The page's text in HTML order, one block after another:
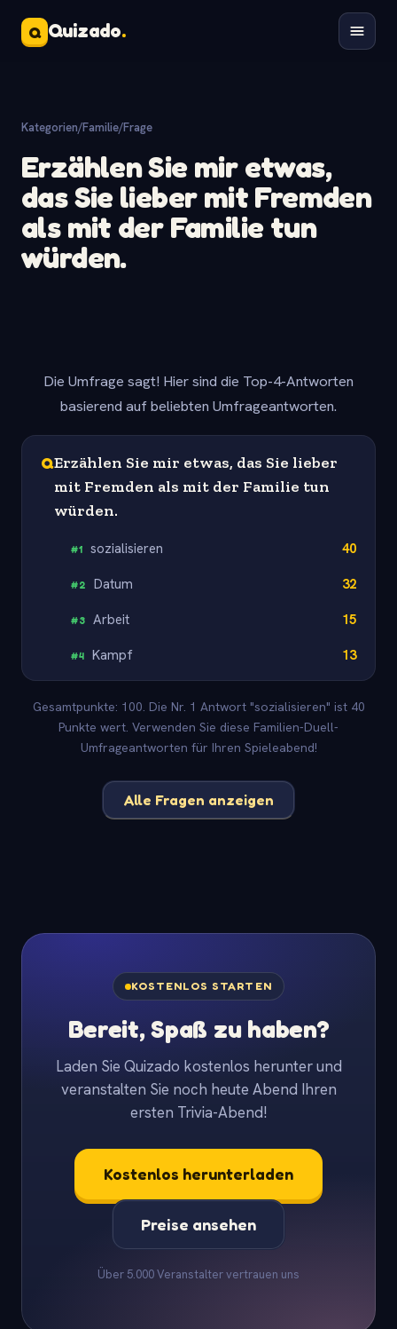
Q Quizado.
Kategorien/Familie/Frage
Erzählen Sie mir etwas,
das Sie lieber mit Fremden
als mit der Familie tun
würden.
Die Umfrage sagt! Hier sind die Top-4-Antworten
basierend auf beliebten Umfrageantworten.
QErzählen Sie mir etwas, das Sie lieber
mit Fremden als mit der Familie tun
würden.
#1 sozialisieren 40
#2 Datum 32
#3 Arbeit 15
#4 Kampf 13
Gesamtpunkte: 100. Die Nr. 1 Antwort "sozialisieren" ist 40
Punkte wert. Verwenden Sie diese Familien-Duell-
Umfrageantworten für Ihren Spieleabend!
Alle Fragen anzeigen
KOSTENLOS STARTEN
Bereit, Spaß zu haben?
Laden Sie Quizado kostenlos herunter und
veranstalten Sie noch heute Abend Ihren
ersten Trivia-Abend!
Kostenlos herunterladen
Preise ansehen
Über 5.000 Veranstalter vertrauen uns